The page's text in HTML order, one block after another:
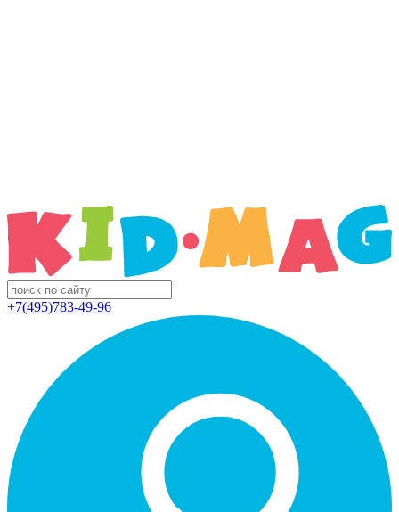
+7(495)783-49-96